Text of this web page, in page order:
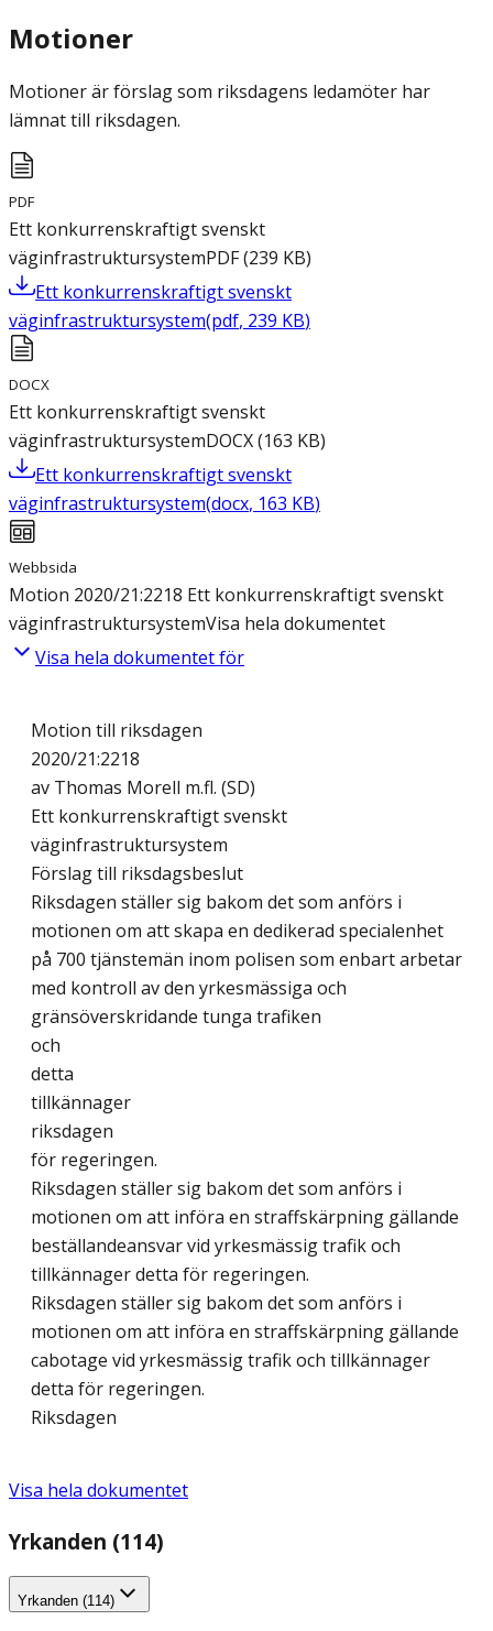
Motioner
Motioner är förslag som riksdagens ledamöter har
lämnat till riksdagen.
PDF
Ett konkurrenskraftigt svenskt
väginfrastruktursystemPDF(239 KB)
Ett konkurrenskraftigt svenskt
väginfrastruktursystem(pdf, 239 KB)
DOCX
Ett konkurrenskraftigt svenskt
väginfrastruktursystemDOCX(163 KB)
Ett konkurrenskraftigt svenskt
väginfrastruktursystem(docx, 163 KB)
Webbsida
Motion 2020/21:2218 Ett konkurrenskraftigt svenskt
väginfrastruktursystemVisa hela dokumentet
Visa hela dokumentet för
Motion till riksdagen
2020/21:2218
av Thomas Morell m.fl. (SD)
Ett konkurrenskraftigt svenskt
väginfrastruktursystem
Förslag till riksdagsbeslut
Riksdagen ställer sig bakom det som anförs i
motionen om att skapa en dedikerad specialenhet
på 700 tjänstemän inom polisen som enbart arbetar
med kontroll av den yrkesmässiga och
gränsöverskridande tunga trafiken
och
detta
tillkännager
riksdagen
för regeringen.
Riksdagen ställer sig bakom det som anförs i
motionen om att införa en straffskärpning gällande
beställandeansvar vid yrkesmässig trafik och
tillkännager detta för regeringen.
Riksdagen ställer sig bakom det som anförs i
motionen om att införa en straffskärpning gällande
cabotage vid yrkesmässig trafik och tillkännager
detta för regeringen.
Riksdagen
Visa hela dokumentet
Yrkanden (114)
Yrkanden (114)